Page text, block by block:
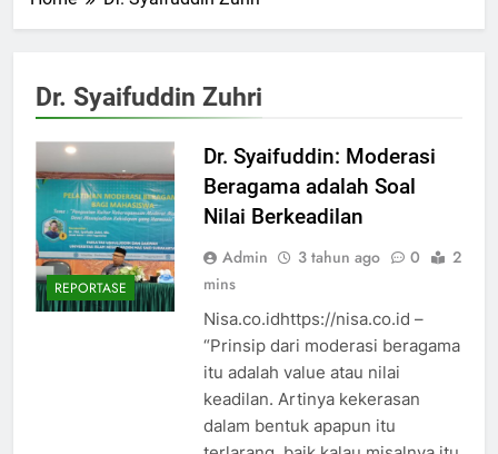
Dr. Syaifuddin Zuhri
REPORTASE
Dr. Syaifuddin: Moderasi
Beragama adalah Soal
Nilai Berkeadilan
Admin 3 tahun ago 0
2
mins
Nisa.co.idhttps://nisa.co.id –
“Prinsip dari moderasi beragama
itu adalah value atau nilai
keadilan. Artinya kekerasan
dalam bentuk apapun itu